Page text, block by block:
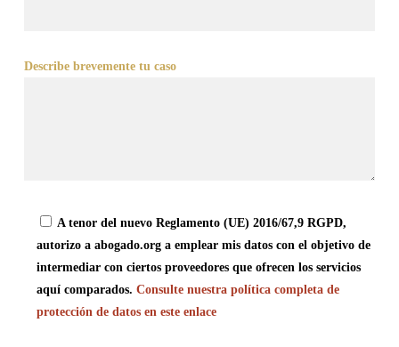
Describe brevemente tu caso
A tenor del nuevo Reglamento (UE) 2016/67,9 RGPD,
autorizo a abogado.org a emplear mis datos con el objetivo de
intermediar con ciertos proveedores que ofrecen los servicios
aquí comparados. Consulte nuestra política completa de
protección de datos en este enlace